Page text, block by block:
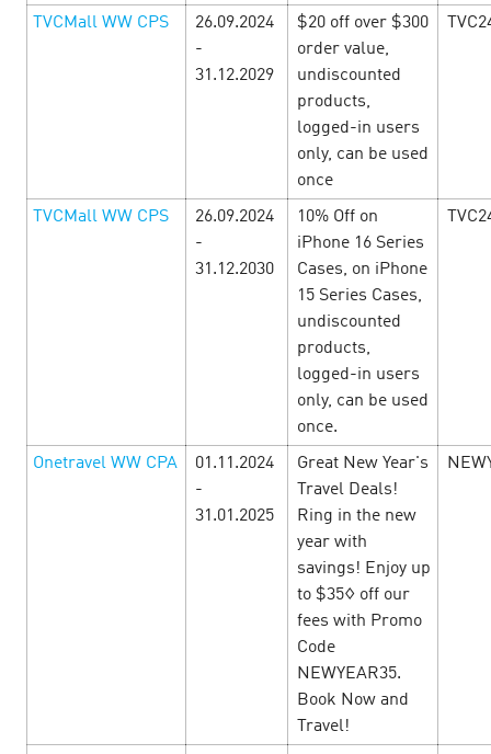
Снова в школу! — Пора собирать
рюкзак с e-commerce офферами!
Настало время подумать об учёбе и заработать! С 12
августа до 8 сентября в CityAds — масштабная
подготовка к школе, а значит уникальный шанс собрать
самые прибыльные условия. Повышенные…
TVCMall WW CPS
26.09.2024
-
31.12.2029
$20 off over $300
order value,
undiscounted
products,
logged-in users
only, can be used
once
TVCMall WW CPS
26.09.2024
-
31.12.2030
10% Off on
iPhone 16 Series
Cases, on iPhone
15 Series Cases,
undiscounted
products,
logged-in users
only, can be used
once.
Onetravel WW CPA
01.11.2024
-
31.01.2025
Great New Year's
Travel Deals!
Ring in the new
year with
savings! Enjoy up
to $35◊ off our
fees with Promo
Code
NEWYEAR35.
Book Now and
Travel!